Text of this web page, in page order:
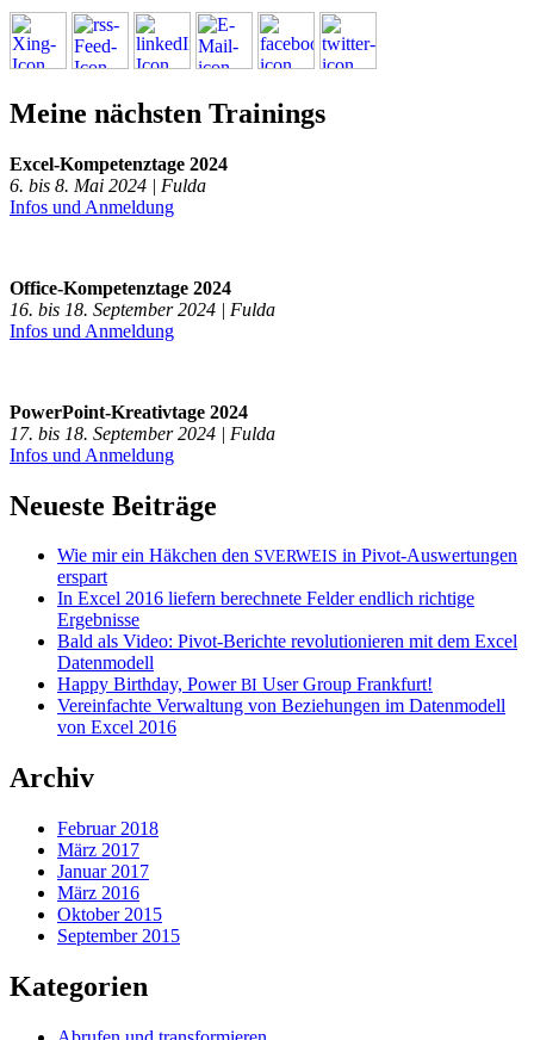
Meine nächsten Trainings
Excel-Kompetenztage 2024
6. bis 8. Mai 2024 | Fulda
Infos und Anmeldung
Office-Kompetenztage 2024
16. bis 18. September 2024 | Fulda
Infos und Anmeldung
PowerPoint-Kreativtage 2024
17. bis 18. September 2024 | Fulda
Infos und Anmeldung
Neueste Beiträge
Wie mir ein Häkchen den SVERWEIS in Pivot-Auswertungen
erspart
In Excel 2016 liefern berechnete Felder endlich richtige
Ergebnisse
Bald als Video: Pivot-Berichte revolutionieren mit dem Excel
Datenmodell
Happy Birthday, PowerBI User Group Frankfurt!
Vereinfachte Verwaltung von Beziehungen im Datenmodell
von Excel 2016
Archiv
Februar 2018
März 2017
Januar 2017
März 2016
Oktober 2015
September 2015
Kategorien